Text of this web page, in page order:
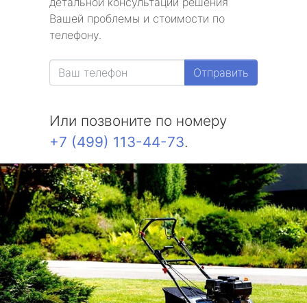
Вашей проблемы и стоимости по
телефону.
Отправить
Или позвоните по номеру
+7 (499) 113-44-73.